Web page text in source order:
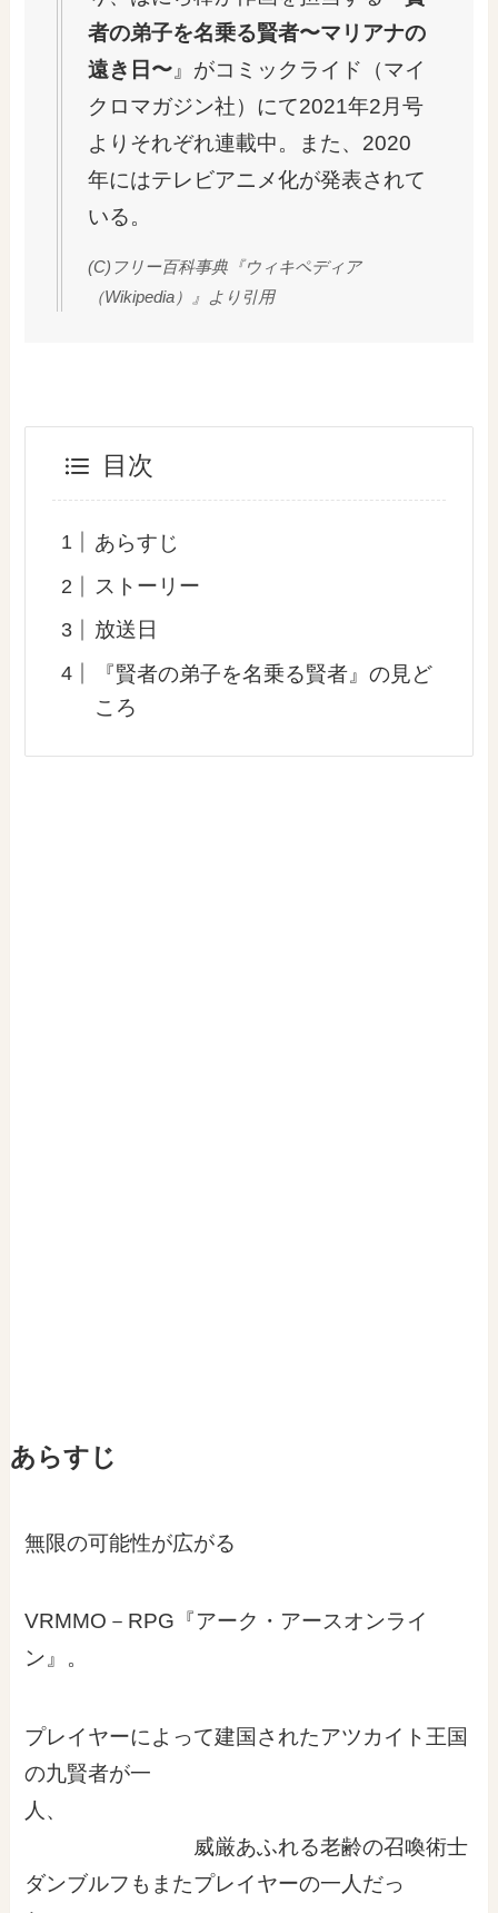
者の弟子を名乗る賢者〜マリアナの
遠き日〜』がコミックライド（マイ
クロマガジン社）にて2021年2月号
よりそれぞれ連載中。また、2020
年にはテレビアニメ化が発表されて
いる。
(C)フリー百科事典『ウィキペディア
（Wikipedia）』より引用
目次
あらすじ
ストーリー
放送日
『賢者の弟子を名乗る賢者』の見ど
ころ
あらすじ
無限の可能性が広がる
VRMMO－RPG『アーク・アースオンライ
ン』。
プレイヤーによって建国されたアツカイト王国
の九賢者が一
人、
威厳あふれる老齢の召喚術士
ダンブルフもまたプレイヤーの一人だっ